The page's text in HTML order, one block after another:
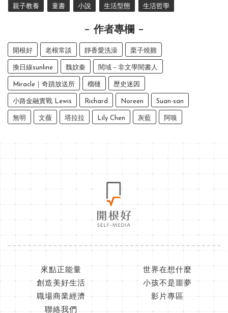
親子教養 童書 小說 生活型態 生活哲學
作者專欄
開根好 老根常談 靜香愛洗澡 栗子燒雞
換日線sunline 魏妏秦 閱域－非文學閱書人
Miracle｜奇蹟放送所 榴槤 歷史迷因
小路金融實戰 Lewis Richard Noreen Suan-san
無明 文薇 塔拉拉 Lily Chen 灰藍 阿嗅
來點正能量
世界在想什麼
創造美好生活
小孩不是噩夢
職場商業經濟
影片專區
聯絡我們